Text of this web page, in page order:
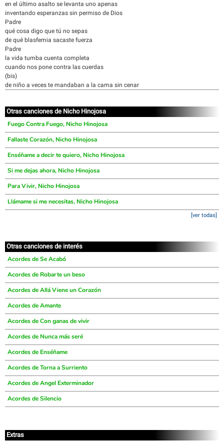
en el último asalto se levanta uno apenas
inventando esperanzas sin permiso de Dios
Padre
qué cosa digo que tú no sepas
de qué blasfemia sacaste fuerza
Padre
la vida tumba cuenta completa
cuando nos pone contra las cuerdas
(bis)
de niño a veces te mandaban a la cama sin cenar
Otras canciones de Nicho Hinojosa
Fuego Contra Fuego, Nicho Hinojosa
Fallaste Corazón, Nicho Hinojosa
Enséñame a decir te quiero, Nicho Hinojosa
Si me dejas ahora, Nicho Hinojosa
Para Vivir, Nicho Hinojosa
Llámame si me necesitas, Nicho Hinojosa
[ver todas]
Otras canciones de interés
Acordes de Se Acabó
Acordes de Robarte un beso
Acordes de Allá Viene un Corazón
Acordes de Amante
Acordes de Con ganas de vivir
Acordes de Nunca más seré
Acordes de Enséñame
Acordes de Torna a Surriento
Acordes de Angel Exterminador
Acordes de Silencio
Extras